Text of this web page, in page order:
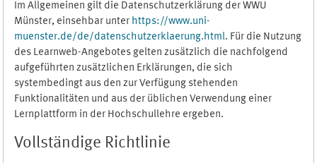
Im Allgemeinen gilt die Datenschutzerklärung der WWU
Münster, einsehbar unter https://www.uni-
muenster.de/de/datenschutzerklaerung.html. Für die Nutzung
des Learnweb-Angebotes gelten zusätzlich die nachfolgend
aufgeführten zusätzlichen Erklärungen, die sich
systembedingt aus den zur Verfügung stehenden
Funktionalitäten und aus der üblichen Verwendung einer
Lernplattform in der Hochschullehre ergeben.
Vollständige Richtlinie